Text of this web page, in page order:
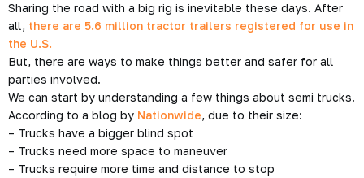
Sharing the road with a big rig is inevitable these days. After
all, there are 5.6 million tractor trailers registered for use in
the U.S.
But, there are ways to make things better and safer for all
parties involved.
We can start by understanding a few things about semi trucks.
According to a blog by Nationwide, due to their size:
– Trucks have a bigger blind spot
– Trucks need more space to maneuver
– Trucks require more time and distance to stop